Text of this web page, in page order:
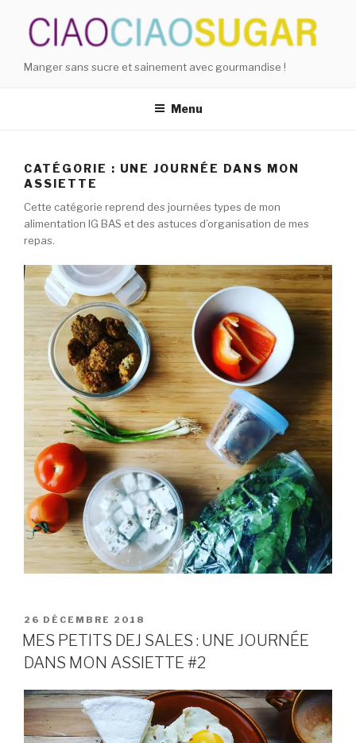
contenu
principal
Manger sans sucre et sainement avec gourmandise !
Menu
CATÉGORIE : UNE JOURNÉE DANS MON
ASSIETTE
Cette catégorie reprend des journées types de mon
alimentation IG BAS et des astuces d’organisation de mes
repas.
PUBLIÉ
LE
26 DÉCEMBRE 2018
MES PETITS DEJ SALES : UNE JOURNÉE
DANS MON ASSIETTE #2